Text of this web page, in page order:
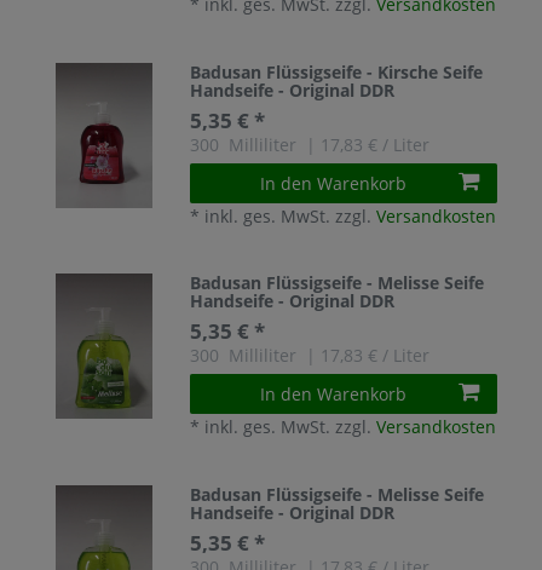
* inkl. ges. MwSt. zzgl.Versandkosten
Badusan Flüssigseife - Kirsche Seife
Handseife - Original DDR
5,35 € *
300 Milliliter
| 17,83 € / Liter
In den Warenkorb
* inkl. ges. MwSt. zzgl.Versandkosten
Badusan Flüssigseife - Melisse Seife
Handseife - Original DDR
5,35 € *
300 Milliliter
| 17,83 € / Liter
In den Warenkorb
* inkl. ges. MwSt. zzgl.Versandkosten
Badusan Flüssigseife - Melisse Seife
Handseife - Original DDR
5,35 € *